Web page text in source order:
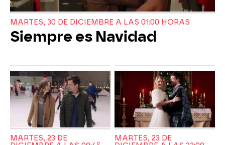
MARTES, 30 DE DICIEMBRE A LAS 01:00 HORAS
Siempre es Navidad
MARTES, 23 DE
MARTES, 23 DE